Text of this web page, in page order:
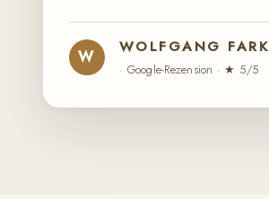
W WOLFGANG FARK
· Google-Rezension · ★ 5/5